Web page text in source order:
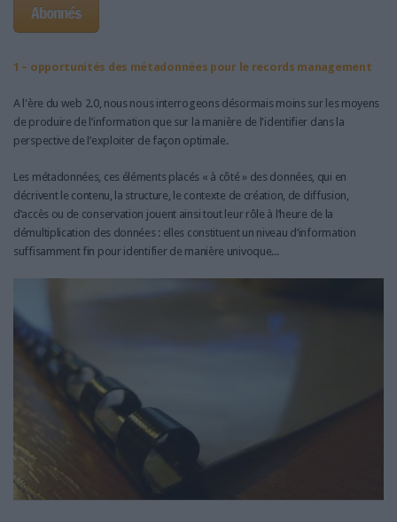
Abonnés
1 – opportunités des métadonnées pour le records management
A l'ère du web 2.0, nous nous interrogeons désormais moins sur les moyens
de produire de l’information que sur la manière de l'identifier dans la
perspective de l’exploiter de façon optimale.
Les métadonnées, ces éléments placés « à côté » des données, qui en
décrivent le contenu, la structure, le contexte de création, de diffusion,
d’accès ou de conservation jouent ainsi tout leur rôle à l’heure de la
démultiplication des données : elles constituent un niveau d’information
suffisamment fin pour identifier de manière univoque...